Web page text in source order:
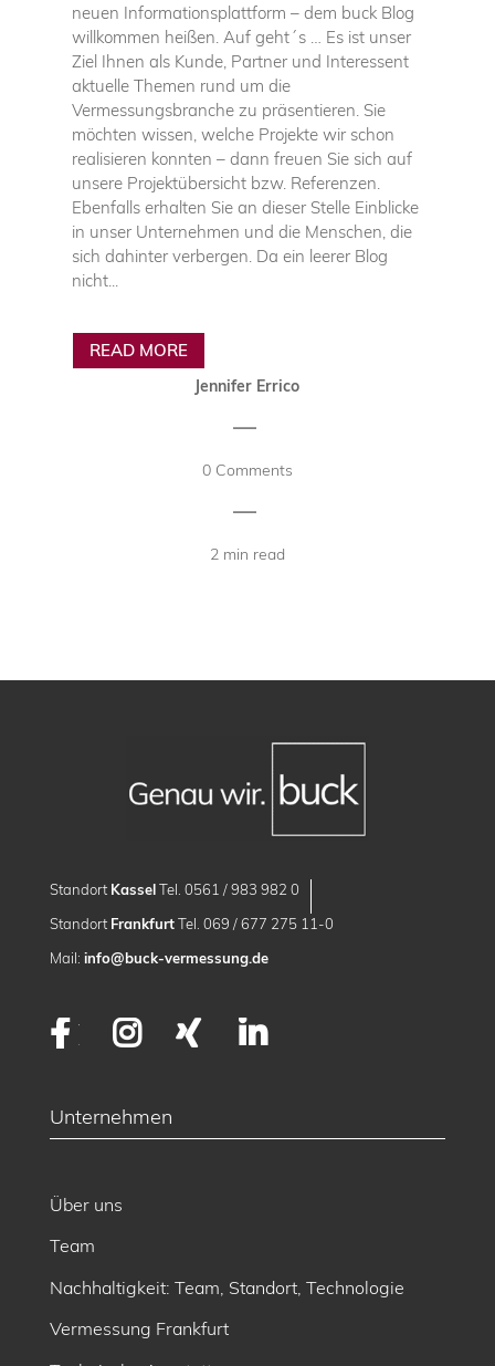
neuen Informationsplattform – dem buck Blog
willkommen heißen. Auf geht´s … Es ist unser
Ziel Ihnen als Kunde, Partner und Interessent
aktuelle Themen rund um die
Vermessungsbranche zu präsentieren. Sie
möchten wissen, welche Projekte wir schon
realisieren konnten – dann freuen Sie sich auf
unsere Projektübersicht bzw. Referenzen.
Ebenfalls erhalten Sie an dieser Stelle Einblicke
in unser Unternehmen und die Menschen, die
sich dahinter verbergen. Da ein leerer Blog
nicht...
READ MORE
Jennifer Errico
|
0 Comments
|
2 min read
Standort KasselTel. 0561 / 983 982 0
Standort FrankfurtTel. 069 / 677 275 11-0
Mail: info@buck-vermessung.de
FacebookInstagram
XING
Unternehmen
Über uns
Team
Nachhaltigkeit: Team, Standort, Technologie
Vermessung Frankfurt